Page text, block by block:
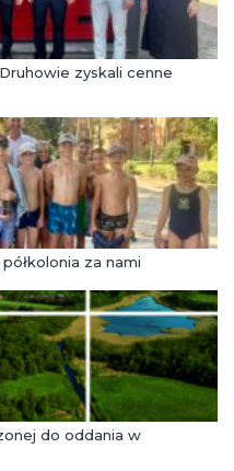
zyskali cenne
za nami
do oddania w